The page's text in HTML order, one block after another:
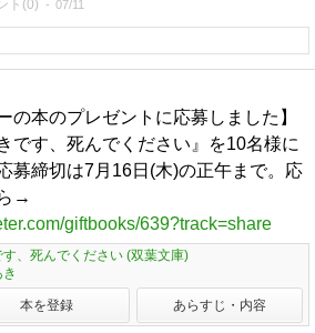
ト(0) 07/11
の本のプレゼントに応募しました】
です、死んでください』を10名様に
募締切は7月16日(木)の正午まで。応
→
giftbooks/639?track=share
す、死んでください (双葉文庫)
本を登録 あらすじ・内容